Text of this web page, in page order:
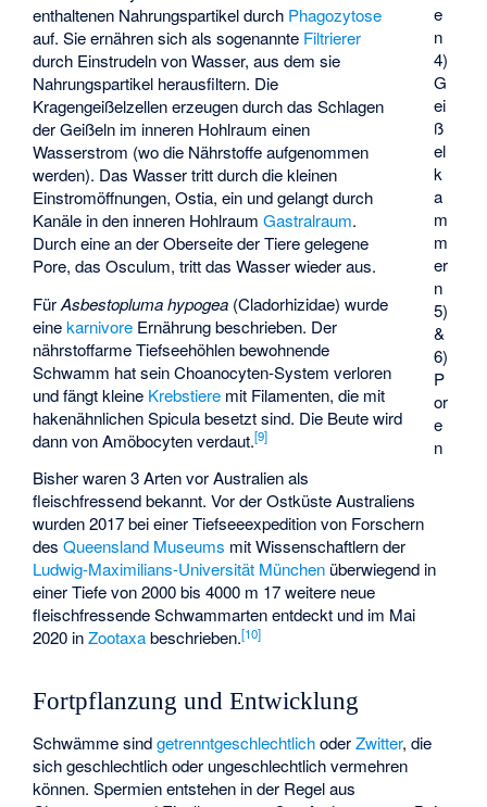
e
n
4)
G
ei
ß
el
k
a
m
m
er
n
5)
&
6)
P
or
e
n
enthaltenen Nahrungspartikel durch Phagozytose
auf. Sie ernähren sich als sogenannte Filtrierer
durch Einstrudeln von Wasser, aus dem sie
Nahrungspartikel herausfiltern. Die
Kragengeißelzellen erzeugen durch das Schlagen
der Geißeln im inneren Hohlraum einen
Wasserstrom (wo die Nährstoffe aufgenommen
werden). Das Wasser tritt durch die kleinen
Einstromöffnungen, Ostia, ein und gelangt durch
Kanäle in den inneren HohlraumGastralraum.
Durch eine an der Oberseite der Tiere gelegene
Pore, das Osculum, tritt das Wasser wieder aus.
FürAsbestopluma hypogea (Cladorhizidae) wurde
einekarnivore Ernährung beschrieben. Der
nährstoffarme Tiefseehöhlen bewohnende
Schwamm hat sein Choanocyten-System verloren
und fängt kleine Krebstiere mit Filamenten, die mit
hakenähnlichen Spicula besetzt sind. Die Beute wird
dann von Amöbocyten verdaut.[9]
Bisher waren 3 Arten vor Australien als
fleischfressend bekannt. Vor der Ostküste Australiens
wurden 2017 bei einer Tiefseeexpedition von Forschern
desQueensland Museums mit Wissenschaftlern der
Ludwig-Maximilians-Universität München überwiegend in
einer Tiefe von 2000 bis 4000 m 17 weitere neue
fleischfressende Schwammarten entdeckt und im Mai
2020 inZootaxabeschrieben.[10]
Fortpflanzung und Entwicklung
Schwämme sindgetrenntgeschlechtlichoderZwitter, die
sich geschlechtlich oder ungeschlechtlich vermehren
können. Spermien entstehen in der Regel aus